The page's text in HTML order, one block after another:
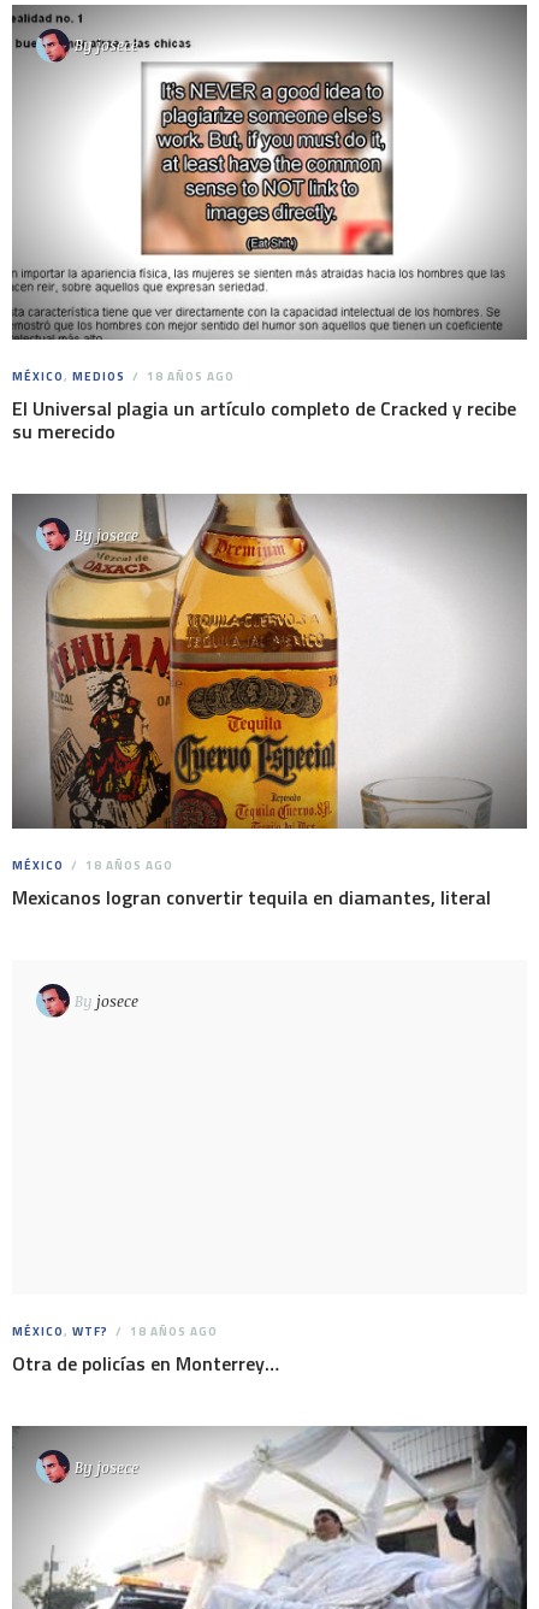
Byjosece
MÉXICO, MEDIOS 18 AÑOS AGO
El Universal plagia un artículo completo de Cracked y recibe
su merecido
Byjosece
MÉXICO 18 AÑOS AGO
Mexicanos logran convertir tequila en diamantes, literal
By josece
MÉXICO, WTF? 18 AÑOS AGO
Otra de policías en Monterrey…
By josece